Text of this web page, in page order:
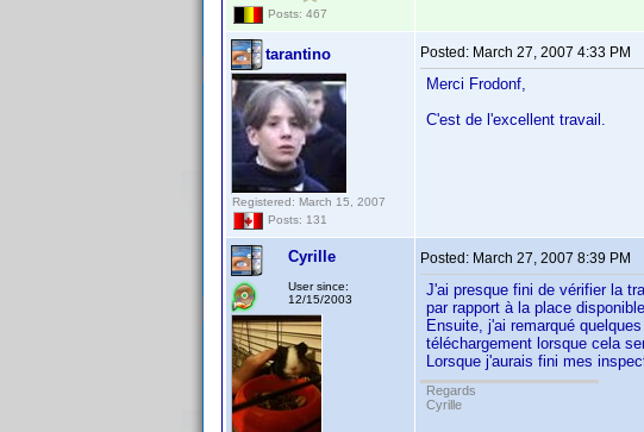
Posts: 467
tarantino
Registered: March 15, 2007
Posts: 131
Posted: March 27, 2007 4:33 PM
Merci Frodonf,
C'est de l'excellent travail.
Cyrille
User since:
12/15/2003
Posted: March 27, 2007 8:39 PM
J'ai presque fini de vérifier la
par rapport à la place
Ensuite, j'ai remarqué
téléchargement lorsque cela
Lorsque j'aurais fini mes
Regards
Cyrille